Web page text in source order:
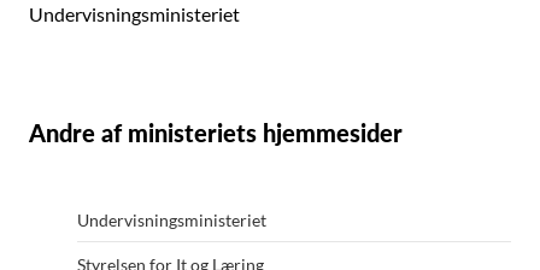
Undervisningsministeriet
Andre af ministeriets hjemmesider
Undervisningsministeriet
Styrelsen for It og Læring